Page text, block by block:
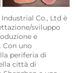
Co., Ltd è
sviluppo
e
Con uno
periferia di
città di